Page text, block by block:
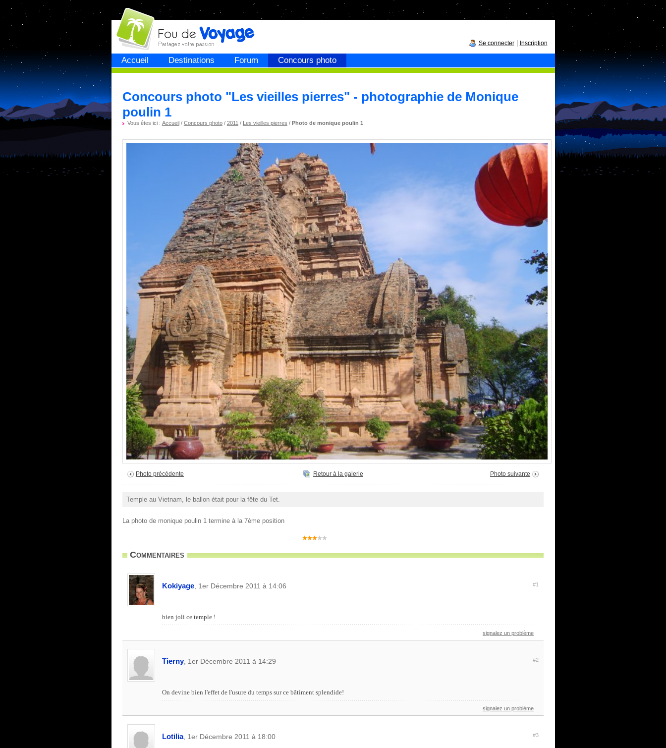
Accueil Destinations Forum Concours photo
Fou devoyage
Se connecter| Inscription
Concours photo "Les vieilles pierres" - photographie de Monique
poulin 1
Vous êtes ici : Accueil/ Concours photo/ 2011 / Les vieilles pierres / Photo de monique poulin 1
Photo précédente Retour à la galerie Photo suivante
Temple au Vietnam, le ballon était pour la fëte du Tet.
La photo de monique poulin 1 termine à la 7ème position
Commentaires
Kokiyage, 1er Décembre 2011 à 14:06 #1
bien joli ce temple !
signalez un problème
Tierny, 1er Décembre 2011 à 14:29 #2
On devine bien l'effet de l'usure du temps sur ce bâtiment splendide!
signalez un problème
Lotilia, 1er Décembre 2011 à 18:00 #3